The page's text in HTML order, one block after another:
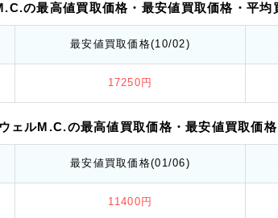
の最高値買取価格 ・最安値買取価格 ・平均
最安値買取価格(10/02)
17250円
ェルM.C.の最高値買取価格・最安値買取価格
最安値買取価格(01/06)
11400円